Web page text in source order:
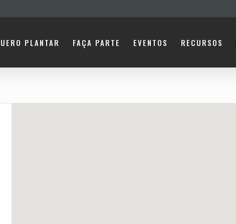
PLANTAR FAÇA PARTE EVENTOS RECURSOS